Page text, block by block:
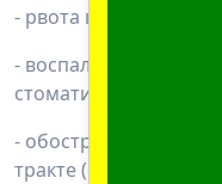
- рвота кровью
- воспаление с
стоматит)
- обострение
тракте (например,